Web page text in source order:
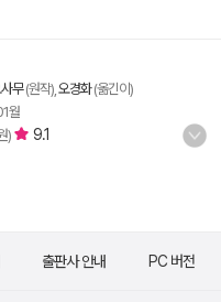
무(원작), 오경화(옮긴이)
월
)
9.1
출판사 안내 PC 버전